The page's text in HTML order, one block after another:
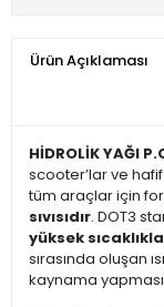
Ürün Açıklaması
HİDROLİK YAĞI
scooter’lar ve
tüm araçlar için
sıvısıdır. DOT3
yüksek
sırasında oluşan
kaynama